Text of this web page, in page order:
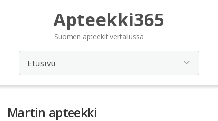
Apteekki365
Suomen apteekit vertailussa
Martin apteekki